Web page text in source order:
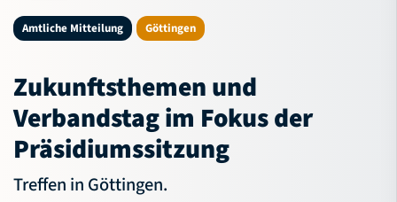
Amtliche Mitteilung Göttingen
Zukunftsthemen und
Verbandstag im Fokus der
Präsidiumssitzung
Treffen in Göttingen.
Service
Bildungsportal Meldeportal